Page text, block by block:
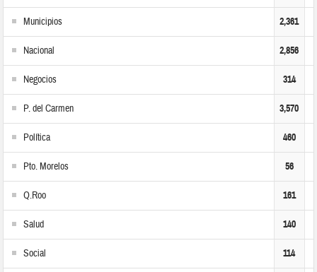
Municipios 2,361
Nacional 2,856
Negocios 314
P. del Carmen 3,570
Política 460
Pto. Morelos 56
Q.Roo 161
Salud 140
Social 114